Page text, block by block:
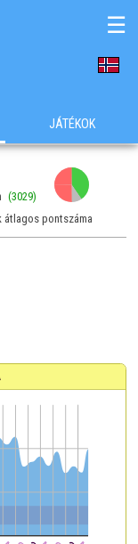
☰
JÁTÉKOK
(3029)
átlagos pontszáma